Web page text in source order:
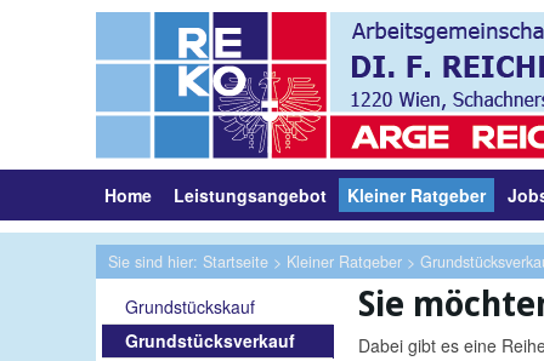
Home Leistungsangebot Kleiner Ratgeber
Sie sind hier: Startseite > Kleiner Ratgeber >
Grundstückskauf
Grundstücksverkauf
Sie
Dabei gibt es eine